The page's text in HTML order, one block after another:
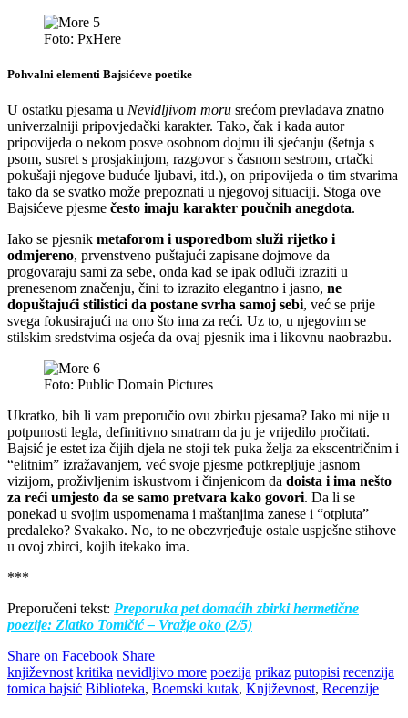
Foto: PxHere
Pohvalni elementi Bajsićeve poetike
U ostatku pjesama u Nevidljivom moru srećom prevladava znatno
univerzalniji pripovjedački karakter. Tako, čak i kada autor
pripovijeda o nekom posve osobnom dojmu ili sjećanju (šetnja s
psom, susret s prosjakinjom, razgovor s časnom sestrom, crtački
pokušaji njegove buduće ljubavi, itd.), on pripovijeda o tim stvarima
tako da se svatko može prepoznati u njegovoj situaciji. Stoga ove
Bajsićeve pjesme često imaju karakter poučnih anegdota.
Iako se pjesnik metaforom i usporedbom služi rijetko i
odmjereno, prvenstveno puštajući zapisane dojmove da
progovaraju sami za sebe, onda kad se ipak odluči izraziti u
prenesenom značenju, čini to izrazito elegantno i jasno, ne
dopuštajući stilistici da postane svrha samoj sebi, već se prije
svega fokusirajući na ono što ima za reći. Uz to, u njegovim se
stilskim sredstvima osjeća da ovaj pjesnik ima i likovnu naobrazbu.
Foto: Public Domain Pictures
Ukratko, bih li vam preporučio ovu zbirku pjesama? Iako mi nije u
potpunosti legla, definitivno smatram da ju je vrijedilo pročitati.
Bajsić je estet iza čijih djela ne stoji tek puka želja za ekscentričnim i
“elitnim” izražavanjem, već svoje pjesme potkrepljuje jasnom
vizijom, proživljenim iskustvom i činjenicom da doista i ima nešto
za reći umjesto da se samo pretvara kako govori. Da li se
ponekad u svojim uspomenama i maštanjima zanese i “otpluta”
predaleko? Svakako. No, to ne obezvrjeđuje ostale uspješne stihove
u ovoj zbirci, kojih itekako ima.
***
Preporučeni tekst: Preporuka pet domaćih zbirki hermetične
poezije: Zlatko Tomičić – Vražje oko (2/5)
Share on Facebook Share
književnost kritika nevidljivo more poezija prikaz putopisi recenzija
tomica bajsić Biblioteka, Boemski kutak, Književnost, Recenzije